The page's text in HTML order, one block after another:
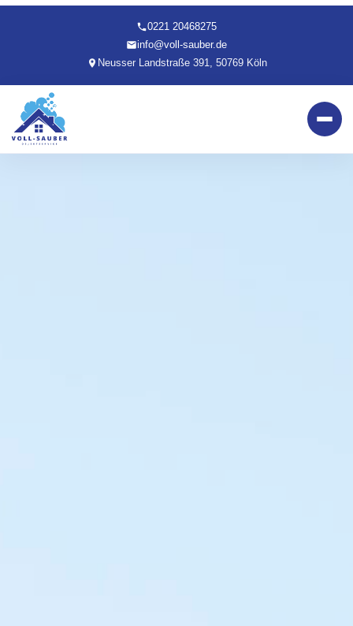
0221 20468275
info@voll-sauber.de
Neusser Landstraße 391, 50769 Köln